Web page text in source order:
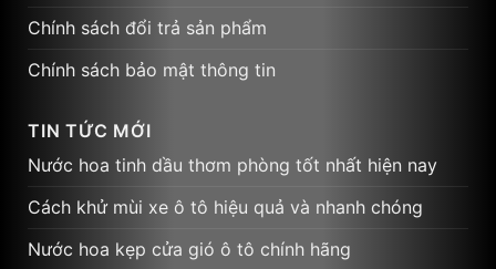
Chính sách đổi trả sản phẩm
Chính sách bảo mật thông tin
TIN TỨC MỚI
Nước hoa tinh dầu thơm phòng tốt nhất hiện nay
Cách khử mùi xe ô tô hiệu quả và nhanh chóng
Nước hoa kẹp cửa gió ô tô chính hãng